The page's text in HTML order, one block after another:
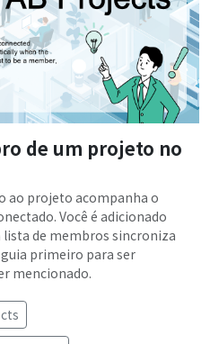
de um projeto no
ao projeto acompanha o
Você é adicionado
de membros sincroniza
primeiro para ser
mencionado.